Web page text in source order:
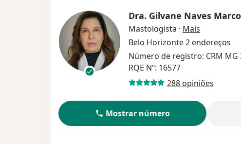
Dra. Gilvane Naves
Mastologista · Mais
Belo Horizonte2 endereços
Número de registro: CRM MG
RQE Nº: 16577
288 opiniões
Mostrar número